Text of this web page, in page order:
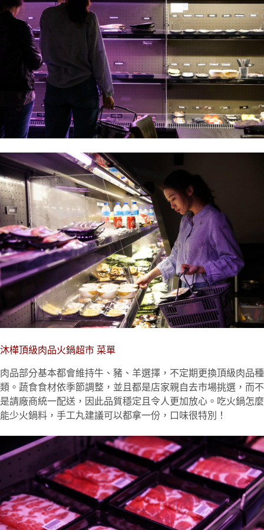
沐樺頂級肉品火鍋超市 菜單
肉品部分基本都會維持牛、豬、羊選擇，不定期更換頂級肉品種
類。蔬食食材依季節調整，並且都是店家親自去市場挑選，而不
是請廠商統一配送，因此品質穩定且令人更加放心。吃火鍋怎麼
能少火鍋料，手工丸建議可以都拿一份，口味很特別！